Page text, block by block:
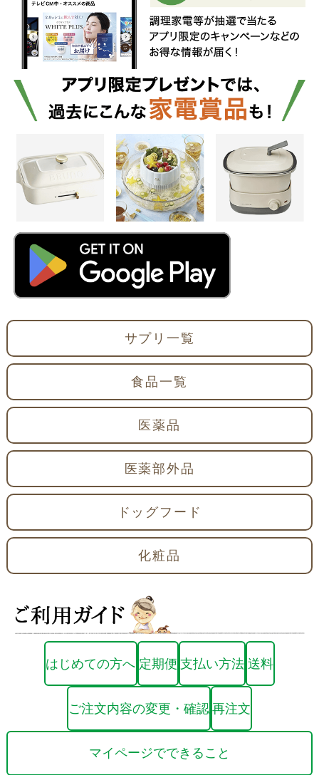
サプリ一覧
食品一覧
医薬品
医薬部外品
ドッグフード
化粧品
はじめての方へ 定期便 支払い方法 送料
ご注文内容の変更・確認 再注文
マイページでできること